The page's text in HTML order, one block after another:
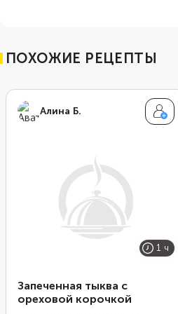
ПОХОЖИЕ РЕЦЕПТЫ
Алина Б.
1 ч
Запеченная тыква с
ореховой корочкой